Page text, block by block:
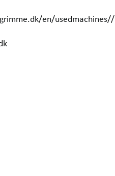
en/usedmachines//